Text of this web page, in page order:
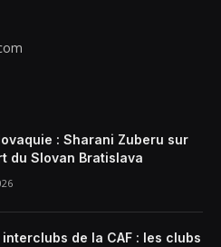
: Sharani Zuberu sur
du Slovan Bratislava
interclubs de la CAF : les clubs